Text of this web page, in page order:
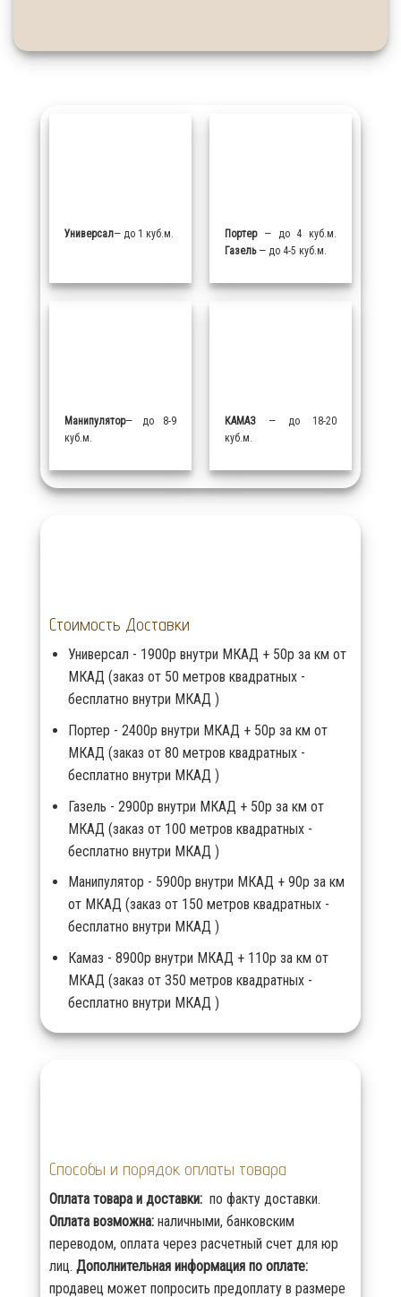
Универсал— до 1 куб.м. Портер — до 4 куб.м.
Газель— до 4-5 куб.м.
Манипулятор— до 8-9
куб.м.
КАМАЗ— до 18-20
куб.м.
Стоимость Доставки
Универсал - 1900р внутри МКАД + 50р за км от
МКАД (заказ от 50 метров квадратных -
бесплатно внутри МКАД )
Портер - 2400р внутри МКАД + 50р за км от
МКАД (заказ от 80 метров квадратных -
бесплатно внутри МКАД )
Газель - 2900р внутри МКАД + 50р за км от
МКАД (заказ от 100 метров квадратных -
бесплатно внутри МКАД )
Манипулятор - 5900р внутри МКАД + 90р за км
от МКАД (заказ от 150 метров квадратных -
бесплатно внутри МКАД )
Камаз - 8900р внутри МКАД + 110р за км от
МКАД (заказ от 350 метров квадратных -
бесплатно внутри МКАД )
Способы и порядок оплаты товара
Оплата товара и доставки: по факту доставки.
Оплата возможна: наличными, банковским
переводом, оплата через расчетный счет для юр
лиц. Дополнительная информация по оплате:
продавец может попросить предоплату в размере